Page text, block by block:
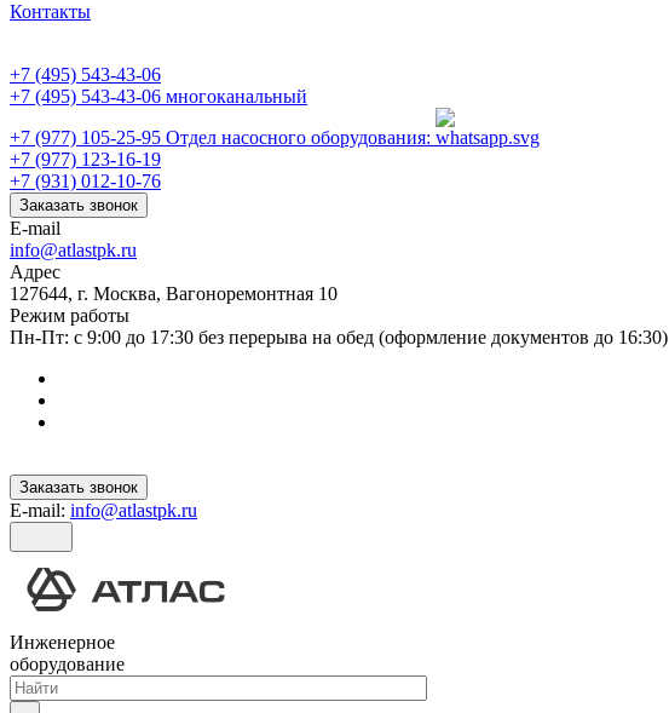
Контакты
+7 (495) 543-43-06
+7 (495) 543-43-06 многоканальный
+7 (977) 105-25-95 Отдел насосного оборудования:
+7 (977) 123-16-19
+7 (931) 012-10-76
Заказать звонок
E-mail
info@atlastpk.ru
Адрес
127644, г. Москва, Вагоноремонтная 10
Режим работы
Пн-Пт: с 9:00 до 17:30 без перерыва на обед (оформление документов до 16:30)
Заказать звонок
E-mail: info@atlastpk.ru
Инженерное
оборудование